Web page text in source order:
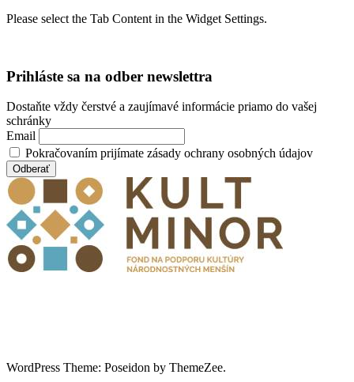
Please select the Tab Content in the Widget Settings.
Prihláste sa na odber newslettra
Dostaňte vždy čerstvé a zaujímavé informácie priamo do vašej
schránky
Email
Pokračovaním prijímate zásady ochrany osobných údajov
WordPress Theme: Poseidon by ThemeZee.